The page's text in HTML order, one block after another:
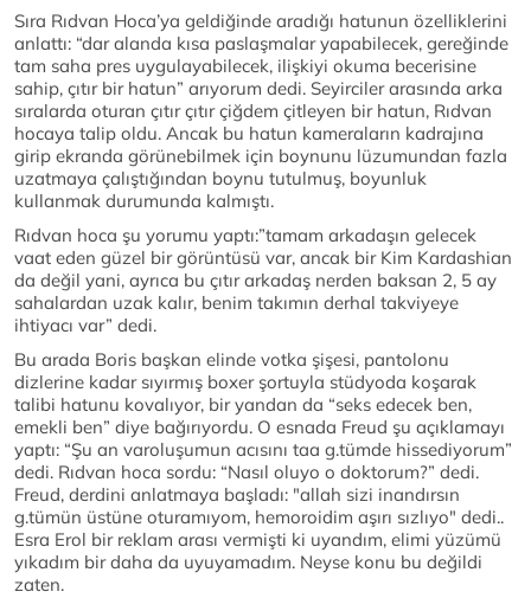
Sıra Rıdvan Hoca’ya geldiğinde aradığı hatunun özelliklerini
anlattı: “dar alanda kısa paslaşmalar yapabilecek, gereğinde
tam saha pres uygulayabilecek, ilişkiyi okuma becerisine
sahip, çıtır bir hatun” arıyorum dedi. Seyirciler arasında arka
sıralarda oturan çıtır çıtır çiğdem çitleyen bir hatun, Rıdvan
hocaya talip oldu. Ancak bu hatun kameraların kadrajına
girip ekranda görünebilmek için boynunu lüzumundan fazla
uzatmaya çalıştığından boynu tutulmuş, boyunluk
kullanmak durumunda kalmıştı.
Rıdvan hoca şu yorumu yaptı:”tamam arkadaşın gelecek
vaat eden güzel bir görüntüsü var, ancak bir Kim Kardashian
da değil yani, ayrıca bu çıtır arkadaş nerden baksan 2, 5 ay
sahalardan uzak kalır, benim takımın derhal takviyeye
ihtiyacı var” dedi.
Bu arada Boris başkan elinde votka şişesi, pantolonu
dizlerine kadar sıyırmış boxer şortuyla stüdyoda koşarak
talibi hatunu kovalıyor, bir yandan da “seks edecek ben,
emekli ben” diye bağırıyordu. O esnada Freud şu açıklamayı
yaptı: “Şu an varoluşumun acısını taa g.tümde hissediyorum”
dedi. Rıdvan hoca sordu: “Nasıl oluyo o doktorum?” dedi.
Freud, derdini anlatmaya başladı: "allah sizi inandırsın
g.tümün üstüne oturamıyom, hemoroidim aşırı sızlıyo" dedi..
Esra Erol bir reklam arası vermişti ki uyandım, elimi yüzümü
yıkadım bir daha da uyuyamadım. Neyse konu bu değildi
zaten.